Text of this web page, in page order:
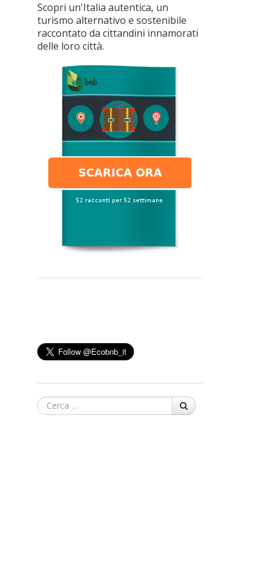
Scopri un'Italia autentica, un
turismo alternativo e sostenibile
raccontato da cittandini innamorati
delle loro città.
Cerca